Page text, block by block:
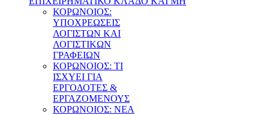
ΚΟΡΩΝΟΙΟΣ:
ΥΠΟΧΡΕΩΣΕΙΣ
ΛΟΓΙΣΤΩΝ ΚΑΙ
ΛΟΓΙΣΤΙΚΩΝ
ΓΡΑΦΕΙΩΝ
ΚΟΡΩΝΟΙΟΣ: ΤΙ
ΙΣΧΥΕΙ ΓΙΑ
ΕΡΓΟΔΟΤΕΣ &
ΕΡΓΑΖΟΜΕΝΟΥΣ
ΚΟΡΩΝΟΙΟΣ: ΝΕΑ